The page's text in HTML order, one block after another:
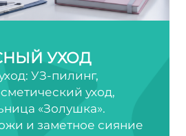
УХОД
УЗ-пилинг,
уход,
«Золушка».
и заметное сияние